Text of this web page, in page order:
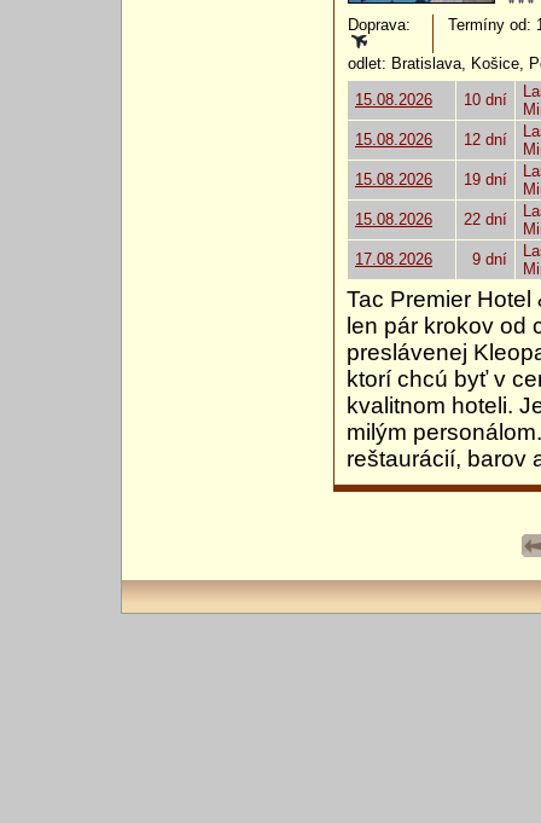
Doprava: Termíny od:
odlet: Bratislava, Košice,
15.08.2026
10 dní
15.08.2026
12 dní
15.08.2026
19 dní
15.08.2026
22 dní
17.08.2026
9 dní
Tac Premier
len pár krokov od
preslávenej
ktorí chcú byť v
kvalitnom hoteli.
milým
reštaurácií, barov